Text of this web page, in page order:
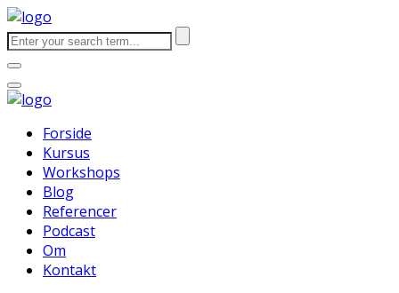
Forside
Kursus
Workshops
Blog
Referencer
Podcast
Om
Kontakt